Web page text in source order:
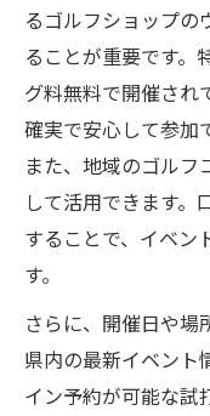
るゴルフショップの
ることが重要です。
グ料無料で開催され
確実で安心して参加
また、地域のゴルフ
して活用できます。
することで、イベン
す。
さらに、開催日や場
県内の最新イベント
イン予約が可能な試